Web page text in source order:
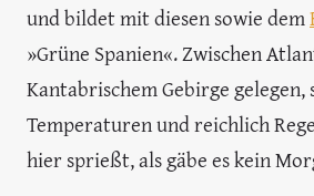
und bildet mit diesen sowie dem
»Grüne Spanien«. Zwischen
Kantabrischem Gebirge gelegen,
Temperaturen und reichlich
hier sprießt, als gäbe es kein